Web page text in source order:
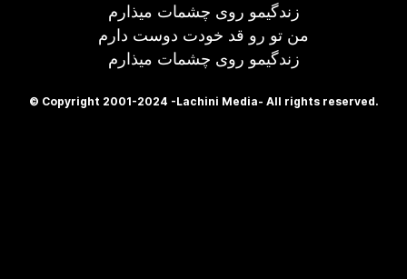
زندگیمو روی چشمات میذارم
من تو رو قد خودت دوست دارم
زندگیمو روی چشمات میذارم
© Copyright 2001-2024 -Lachini Media- All rights reserved.